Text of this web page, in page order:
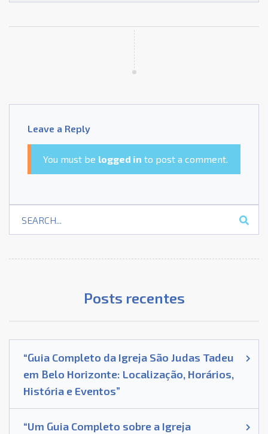
Leave a Reply
You must be logged in to post a comment.
Posts recentes
“Guia Completo da Igreja São Judas Tadeu
em Belo Horizonte: Localização, Horários,
História e Eventos”
“Um Guia Completo sobre a Igreja